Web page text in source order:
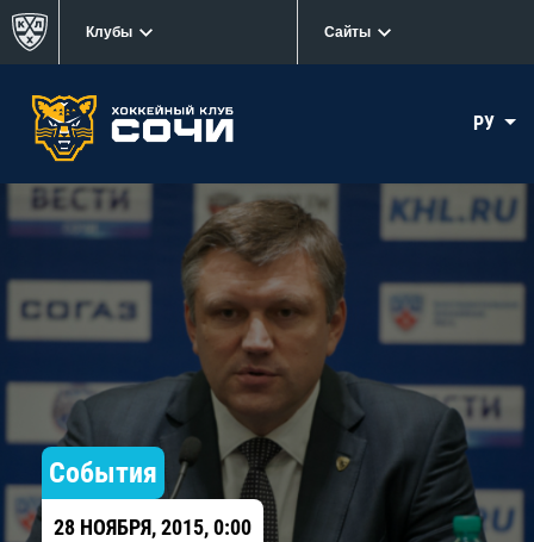
Клубы Сайты
РУ
События
28 НОЯБРЯ, 2015, 0:00